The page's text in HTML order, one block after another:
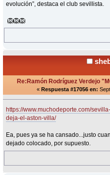
evolución”, destaca el club sevillista.
🦁🦁🦁
Re:Ramón Rodríguez Verdejo
« Respuesta #17056 en:
https://www.muchodeporte.com/
deja-el-aston-villa/
Ea, pues ya se ha cansado...justo
dejado colocado, por supuesto.